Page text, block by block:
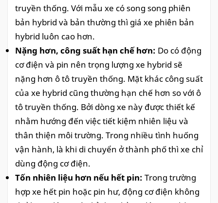
truyền thống. Với mẫu xe có song song phiên
bản hybrid và bản thường thì giá xe phiên bản
hybrid luôn cao hơn.
Nặng hơn, công suất hạn chế hơn: Do có động
cơ điện và pin nên trọng lượng xe hybrid sẽ
nặng hơn ô tô truyền thống. Mặt khác công suất
của xe hybrid cũng thường hạn chế hơn so với ô
tô truyền thống. Bởi dòng xe này được thiết kế
nhằm hướng đến việc tiết kiệm nhiên liệu và
thân thiện môi trường. Trong nhiều tình huống
vận hành, là khi di chuyển ở thành phố thì xe chỉ
dùng động cơ điện.
Tốn nhiên liệu hơn nếu hết pin: Trong trường
hợp xe hết pin hoặc pin hư, động cơ điện không